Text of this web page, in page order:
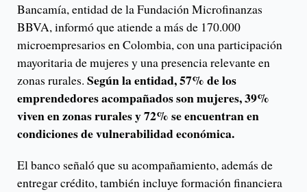
Bancamía, entidad de la Fundación Microfinanzas
BBVA, informó que atiende a más de 170.000
microempresarios en Colombia, con una participación
mayoritaria de mujeres y una presencia relevante en
zonas rurales. Según la entidad, 57% de los
emprendedores acompañados son mujeres, 39%
viven en zonas rurales y 72% se encuentran en
condiciones de vulnerabilidad económica.
El banco señaló que su acompañamiento, además de
entregar crédito, también incluye formación financiera